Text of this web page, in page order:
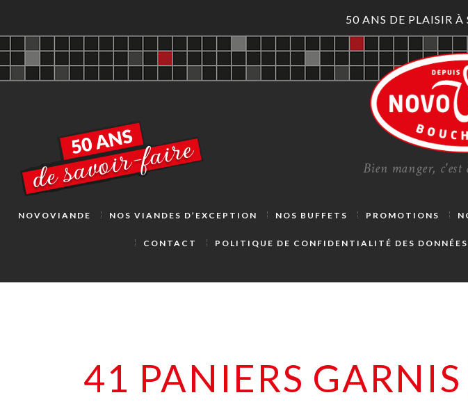
50 ANS DE PLAISIR À
Bien manger,
NOVOVIANDE NOS VIANDES D’EXCEPTION NOS BUFFETS PROMOTIONS
CONTACT POLITIQUE DE CONFIDENTIALITÉ DES DONNÉES
41 PANIERS